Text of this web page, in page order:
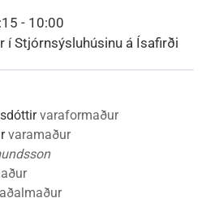
- 10:00
Stjórnsýsluhúsinu á Ísafirði
varaformaður
varamaður
aðalmaður